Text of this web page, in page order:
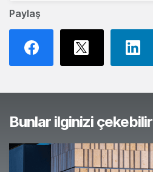
Paylaş
Bunlar ilginizi çekebilir